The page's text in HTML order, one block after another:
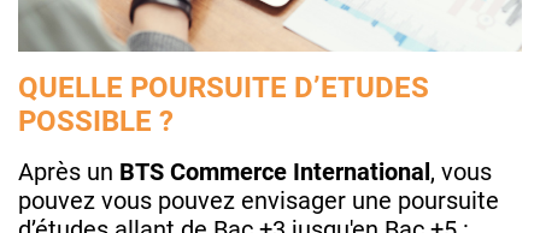
QUELLE POURSUITE D’ETUDES
POSSIBLE ?
Après un BTS Commerce International, vous
pouvez vous pouvez envisager une poursuite